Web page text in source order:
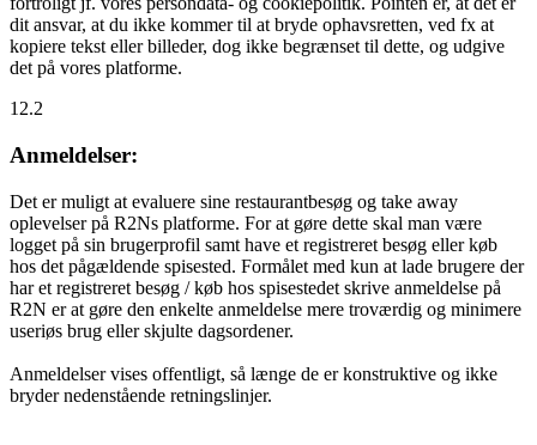
dit ansvar, at du ikke kommer til at bryde ophavsretten, ved fx at
kopiere tekst eller billeder, dog ikke begrænset til dette, og udgive
det på vores platforme.
12.2
Anmeldelser:
Det er muligt at evaluere sine restaurantbesøg og take away
oplevelser på R2Ns platforme. For at gøre dette skal man være
logget på sin brugerprofil samt have et registreret besøg eller køb
hos det pågældende spisested. Formålet med kun at lade brugere der
har et registreret besøg / køb hos spisestedet skrive anmeldelse på
R2N er at gøre den enkelte anmeldelse mere troværdig og minimere
useriøs brug eller skjulte dagsordener.
Anmeldelser vises offentligt, så længe de er konstruktive og ikke
bryder nedenstående retningslinjer.